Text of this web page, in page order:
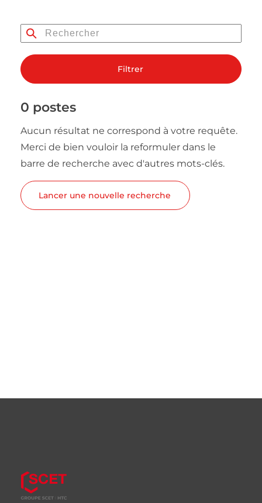
Filtrer
0 postes
Aucun résultat ne correspond à votre requête.
Merci de bien vouloir la reformuler dans le
barre de recherche avec d'autres mots-clés.
Lancer une nouvelle recherche